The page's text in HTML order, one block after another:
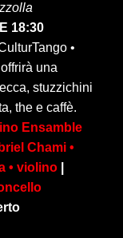
18:30
•
una
stuzzichini
the e caffè.
Ensamble
Chami •
• violino|